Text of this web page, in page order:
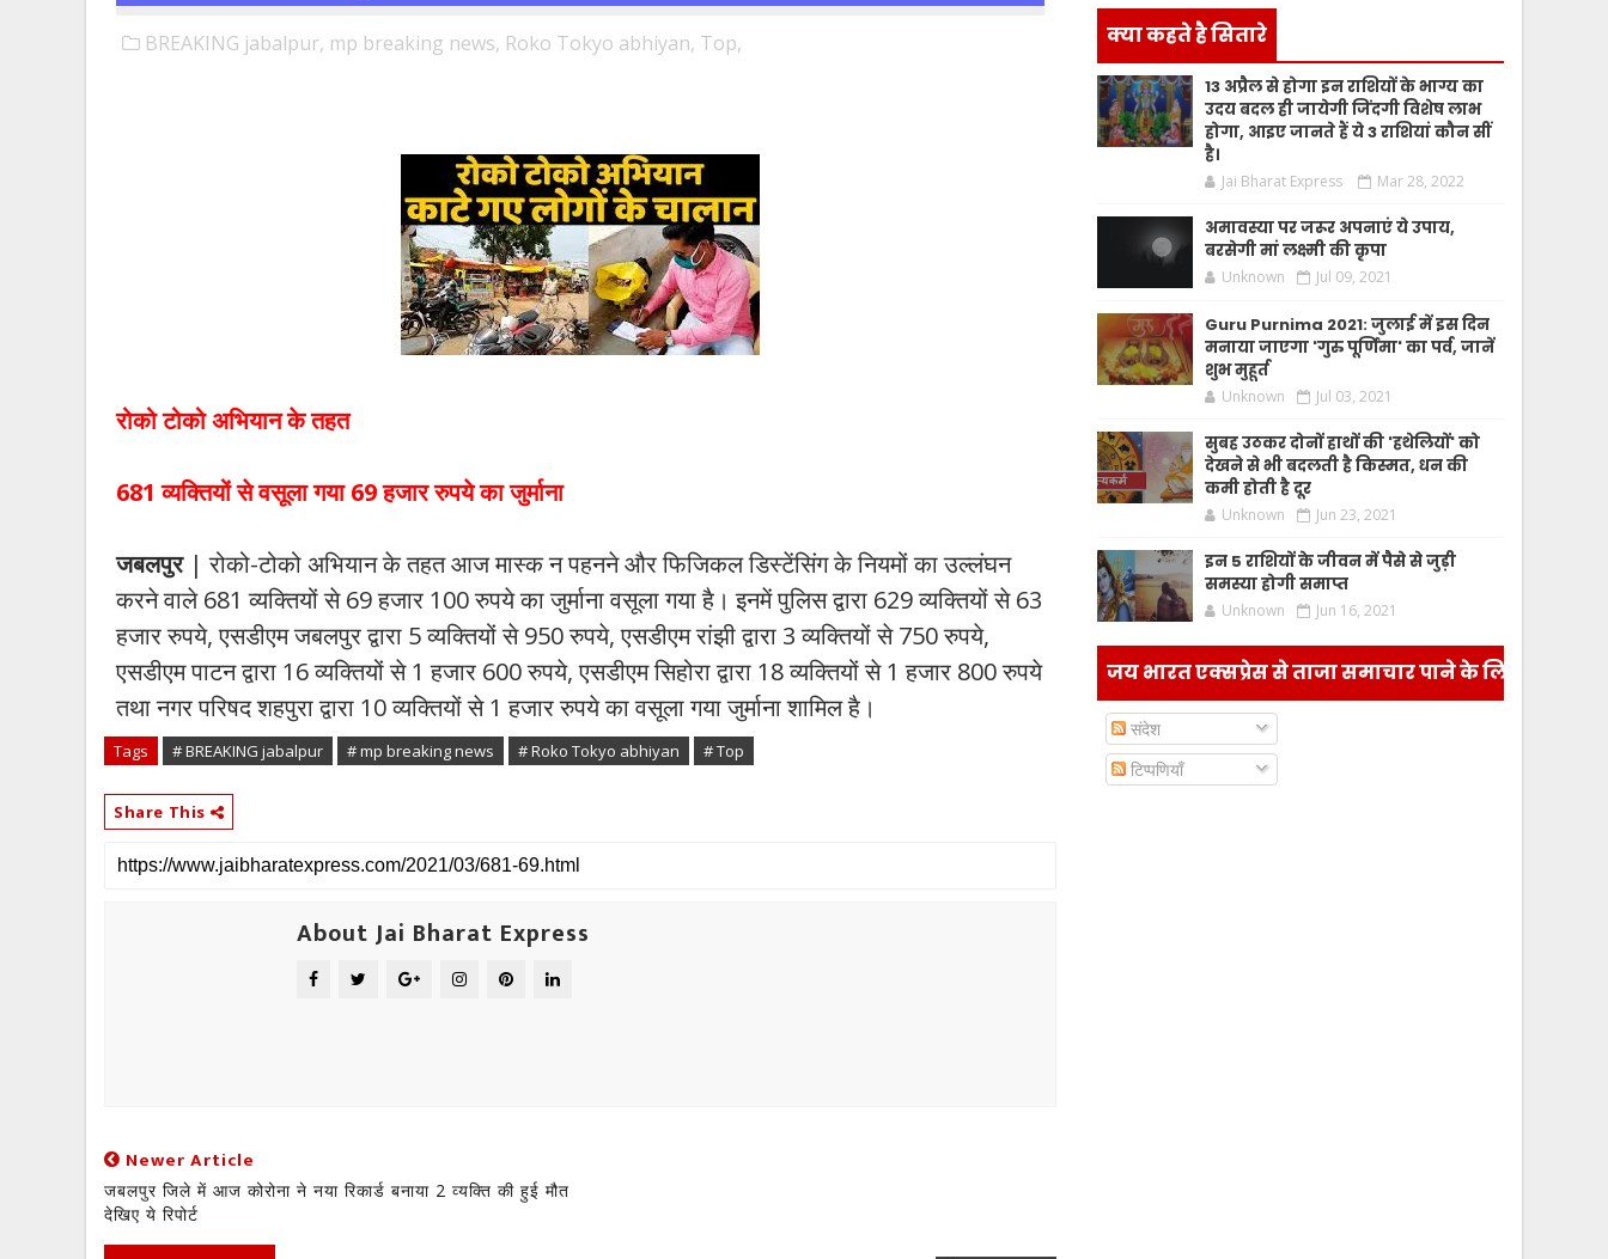
BREAKING jabalpur, mp breaking news, Roko Tokyo abhiyan, Top,
रोको टोको अभियान के तहत
681 व्यक्तियों से वसूला गया 69 हजार रुपये का जुर्माना
जबलपुर| रोको-टोको अभियान के तहत आज मास्क न पहनने और फिजिकल डिस्टेंसिंग के नियमों का उल्लंघन
करने वाले 681 व्यक्तियों से 69 हजार 100 रुपये का जुर्माना वसूला गया है। इनमें पुलिस द्वारा 629 व्यक्तियों से 63
हजार रुपये, एसडीएम जबलपुर द्वारा 5 व्यक्तियों से 950 रुपये, एसडीएम रांझी द्वारा 3 व्यक्तियों से 750 रुपये,
एसडीएम पाटन द्वारा 16 व्यक्तियों से 1 हजार 600 रुपये, एसडीएम सिहोरा द्वारा 18 व्यक्तियों से 1 हजार 800 रुपये
तथा नगर परिषद शहपुरा द्वारा 10 व्यक्तियों से 1 हजार रुपये का वसूला गया जुर्माना शामिल है।
Tags # BREAKING jabalpur # mp breaking news # Roko Tokyo abhiyan # Top
Share This
About Jai Bharat Express
Newer Article
जबलपुर जिले में आज कोरोना ने नया रिकार्ड बनाया 2 व्यक्ति की हुई मौत
देखिए ये रिपोर्ट
क्या कहते है सितारे
13 अप्रैल से होगा इन राशियों के भाग्य का
उदय बदल ही जायेगी जिंदगी विशेष लाभ
होगा, आइए जानते हैं ये 3 राशियां कौन सीं
है।
Jai Bharat Express Mar 28, 2022
अमावस्या पर जरूर अपनाएं ये उपाय,
बरसेगी मां लक्ष्मी की कृपा
Unknown Jul 09, 2021
Guru Purnima 2021: जुलाई में इस दिन
मनाया जाएगा 'गुरु पूर्णिमा' का पर्व, जानें
शुभ मुहूर्त
Unknown Jul 03, 2021
सुबह उठकर दोनों हाथों की 'हथेलियों' को
देखने से भी बदलती है किस्मत, धन की
कमी होती है दूर
Unknown Jun 23, 2021
इन 5 राशियों के जीवन में पैसे से जुड़ी
समस्या होगी समाप्त
Unknown Jun 16, 2021
जय भारत एक्सप्रेस से ताजा समाचार पाने के लिए
संदेश
टिप्पणियाँ